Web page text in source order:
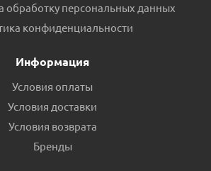
обработку персональных данных
конфиденциальности
Информация
Условия оплаты
Условия доставки
Условия возврата
Бренды